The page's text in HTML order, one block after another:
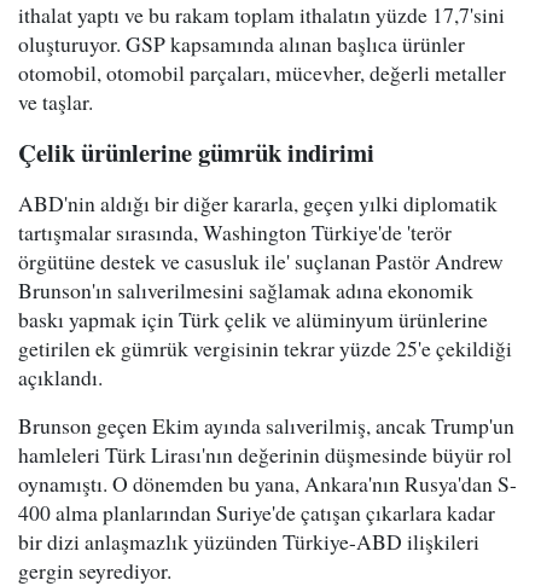
ithalat yaptı ve bu rakam toplam ithalatın yüzde 17,7'sini
oluşturuyor. GSP kapsamında alınan başlıca ürünler
otomobil, otomobil parçaları, mücevher, değerli metaller
ve taşlar.
Çelik ürünlerine gümrük indirimi
ABD'nin aldığı bir diğer kararla, geçen yılki diplomatik
tartışmalar sırasında, Washington Türkiye'de 'terör
örgütüne destek ve casusluk ile' suçlanan Pastör Andrew
Brunson'ın salıverilmesini sağlamak adına ekonomik
baskı yapmak için Türk çelik ve alüminyum ürünlerine
getirilen ek gümrük vergisinin tekrar yüzde 25'e çekildiği
açıklandı.
Brunson geçen Ekim ayında salıverilmiş, ancak Trump'un
hamleleri Türk Lirası'nın değerinin düşmesinde büyür rol
oynamıştı. O dönemden bu yana, Ankara'nın Rusya'dan S-
400 alma planlarından Suriye'de çatışan çıkarlara kadar
bir dizi anlaşmazlık yüzünden Türkiye-ABD ilişkileri
gergin seyrediyor.